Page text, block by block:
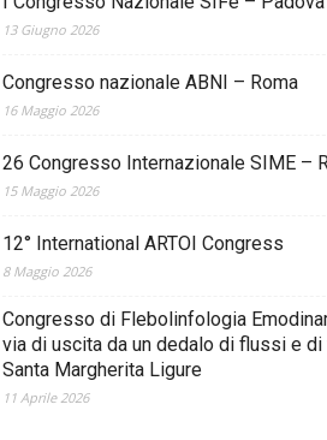
13 Giugno 2026
Congresso nazionale ABNI – Roma
16 Maggio 2026
26 Congresso Internazionale SIME –
15 Maggio 2026
12° International ARTOI Congress
8 Maggio 2026
Congresso di Flebolinfologia
via di uscita da un dedalo di flussi e
Santa Margherita Ligure
11 Aprile 2026